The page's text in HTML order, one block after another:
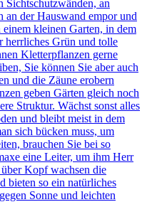
Sichtschutzwänden, an
an der Hauswand empor und
einem kleinen Garten, in dem
herrliches Grün und tolle
Kletterpflanzen gerne
Sie können Sie aber auch
und die Zäune erobern
geben Gärten gleich noch
Struktur. Wächst sonst alles
und bleibt meist in dem
sich bücken muss, um
brauchen Sie bei so
eine Leiter, um ihm Herr
Kopf wachsen die
bieten so ein natürliches
Sonne und leichten